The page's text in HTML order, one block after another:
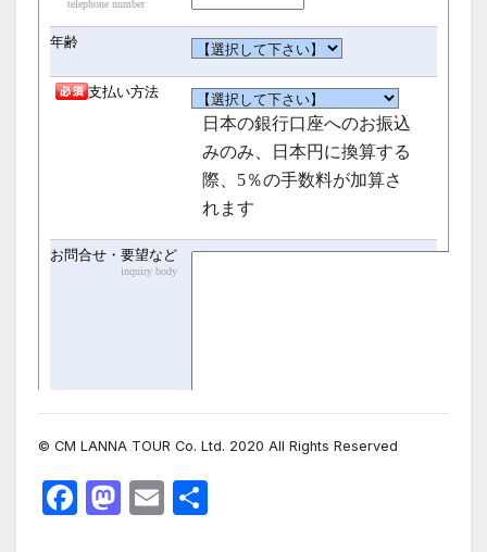
© CM LANNA TOUR Co. Ltd. 2020 All Rights Reserved
F
M E